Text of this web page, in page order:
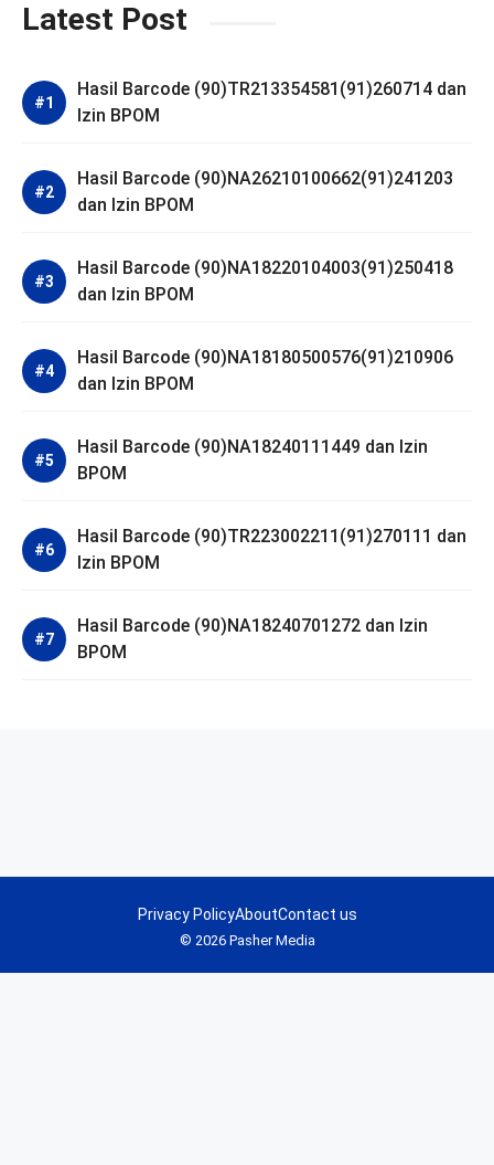
Latest Post
Hasil Barcode (90)TR213354581(91)260714 dan
Izin BPOM
Hasil Barcode (90)NA26210100662(91)241203
dan Izin BPOM
Hasil Barcode (90)NA18220104003(91)250418
dan Izin BPOM
Hasil Barcode (90)NA18180500576(91)210906
dan Izin BPOM
Hasil Barcode (90)NA18240111449 dan Izin
BPOM
Hasil Barcode (90)TR223002211(91)270111 dan
Izin BPOM
Hasil Barcode (90)NA18240701272 dan Izin
BPOM
© 2026 Pasher Media
Privacy PolicyAboutContact us